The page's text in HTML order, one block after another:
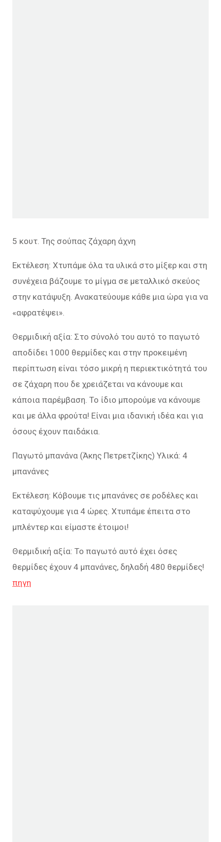
5 κουτ. Της σούπας ζάχαρη άχνη
Εκτέλεση: Χτυπάμε όλα τα υλικά στο μίξερ και στη
συνέχεια βάζουμε το μίγμα σε μεταλλικό σκεύος
στην κατάψυξη. Ανακατεύουμε κάθε μια ώρα για να
«αφρατέψει».
Θερμιδική αξία: Στο σύνολό του αυτό το παγωτό
αποδίδει 1000 θερμίδες και στην προκειμένη
περίπτωση είναι τόσο μικρή η περιεκτικότητά του
σε ζάχαρη που δε χρειάζεται να κάνουμε και
κάποια παρέμβαση. Το ίδιο μπορούμε να κάνουμε
και με άλλα φρούτα! Είναι μια ιδανική ιδέα και για
όσους έχουν παιδάκια.
Παγωτό μπανάνα (Άκης Πετρετζίκης) Υλικά: 4
μπανάνες
Εκτέλεση: Κόβουμε τις μπανάνες σε ροδέλες και
καταψύχουμε για 4 ώρες. Χτυπάμε έπειτα στο
μπλέντερ και είμαστε έτοιμοι!
Θερμιδική αξία: Το παγωτό αυτό έχει όσες
θερμίδες έχουν 4 μπανάνες, δηλαδή 480 θερμίδες!
πηγη